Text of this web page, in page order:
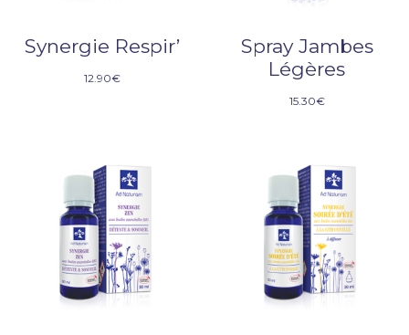
Synergie Respir’
12.90€
Spray Jambes
Légères
15.30€